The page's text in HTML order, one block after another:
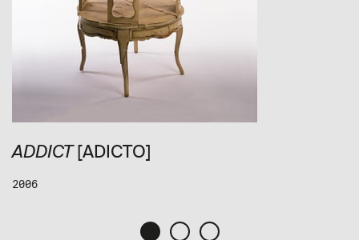
ADDICT[ADICTO]
2006